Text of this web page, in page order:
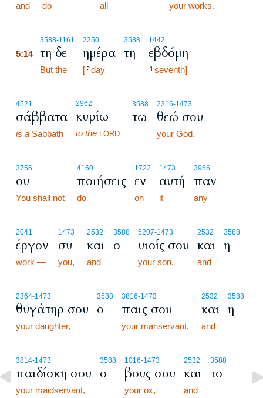
and do all your works.
3588-1161
5:14 τη δε
But the
2250
ημέρα
[2day
3588
τη
1442
εβδόμη
1 seventh]
4521
σάββατα
is a Sabbath
2962
κυρίω
to the LORD
3588
τω
2316-1473
θεώ σου
your God.
3756
ου
You shall not
4160
ποιήσεις
do
1722
εν
on
1473
αυτή
it
3956
παν
any
2041
έργον
work —
1473
συ
you,
2532
και
and
3588
ο
5207-1473
υιοίς σου
your son,
2532
και
and
3588
η
2364-1473
θυγάτηρ σου
your daughter,
3588
ο
3816-1473
παις σου
your manservant,
2532
και
and
3588
η
3814-1473
παιδίσκη σου
your maidservant,
3588
ο
1016-1473
βους σου
your ox,
2532
και
and
3588
το